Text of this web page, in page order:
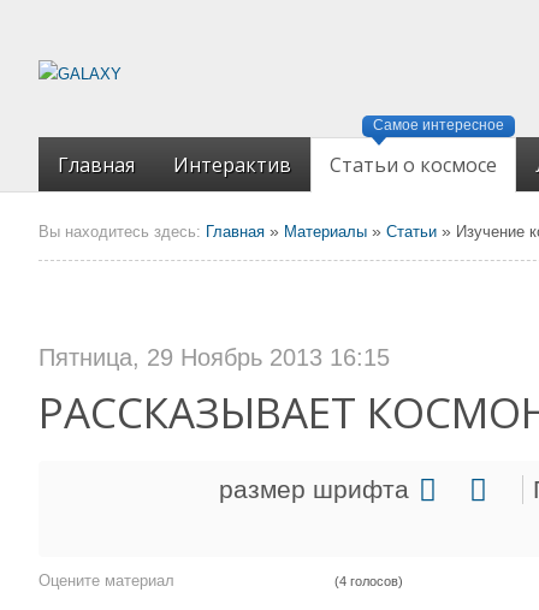
Главная Интерактив Статьи о космосе
Самое интересное
Вы находитесь здесь: Главная » Материалы » Статьи » Изучение
Пятница, 29 Ноябрь 2013 16:15
РАССКАЗЫВАЕТ
размер шрифта
Оцените материал (4 голосов)